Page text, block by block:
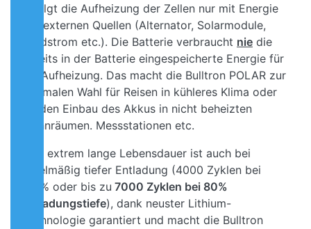
erfolgt die Aufheizung der Zellen nur mit Energie
aus externen Quellen (Alternator, Solarmodule,
Landstrom etc.). Die Batterie verbraucht nie die
bereits in der Batterie eingespeicherte Energie für
die Aufheizung. Das macht die Bulltron POLAR zur
optimalen Wahl für Reisen in kühleres Klima oder
für den Einbau des Akkus in nicht beheizten
Wohnräumen. Messstationen etc.
Eine extrem lange Lebensdauer ist auch bei
regelmäßig tiefer Entladung (4000 Zyklen bei
100% oder bis zu 7000 Zyklen bei 80%
Entladungstiefe), dank neuster Lithium-
Technologie garantiert und macht die Bulltron